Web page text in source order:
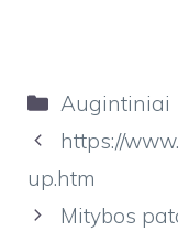
Kategorijos
Augintiniai
https://
up.htm
Mitybos